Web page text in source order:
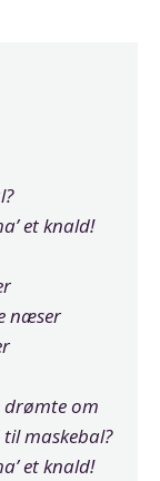
et knald!
næser
om
maskebal?
et knald!